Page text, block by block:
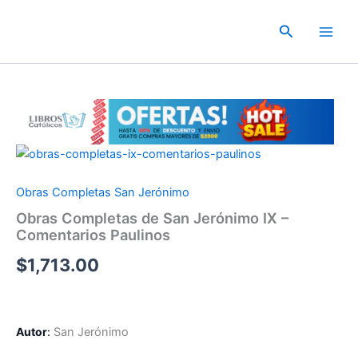
Buscar
Obras Completas San Jerónimo
Obras Completas de San Jerónimo IX –
Comentarios Paulinos
$1,713.00
Autor: San Jerónimo